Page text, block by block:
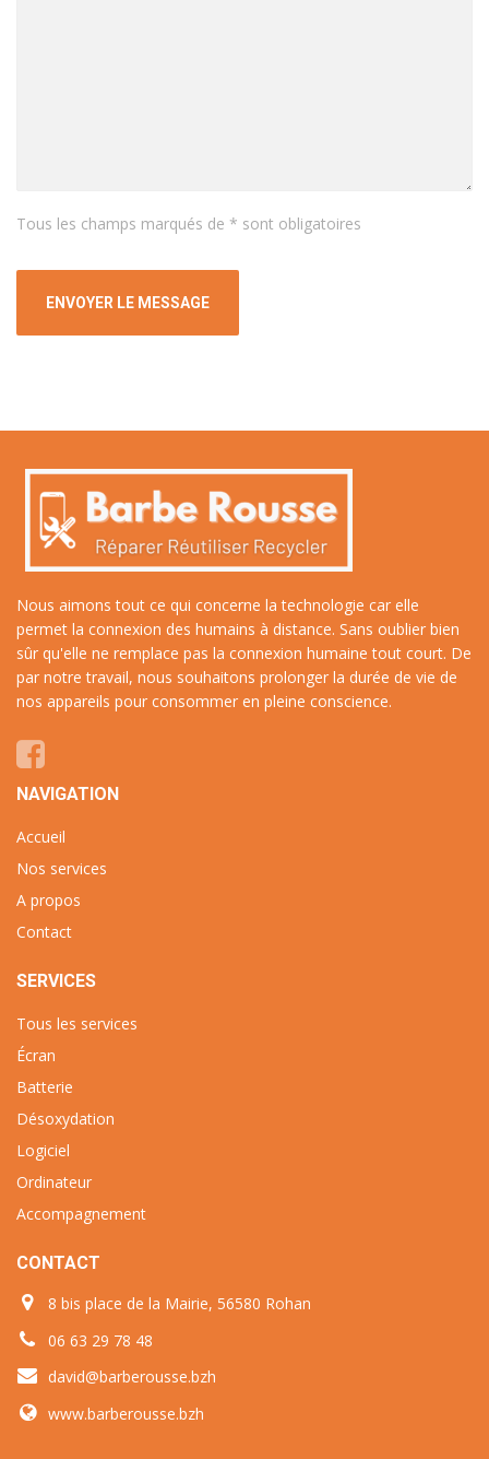
Tous les champs marqués de * sont obligatoires
Nous aimons tout ce qui concerne la technologie car elle
permet la connexion des humains à distance. Sans oublier bien
sûr qu'elle ne remplace pas la connexion humaine tout court. De
par notre travail, nous souhaitons prolonger la durée de vie de
nos appareils pour consommer en pleine conscience.
NAVIGATION
Accueil
Nos services
A propos
Contact
SERVICES
Tous les services
Écran
Batterie
Désoxydation
Logiciel
Ordinateur
Accompagnement
CONTACT
8 bis place de la Mairie, 56580 Rohan
06 63 29 78 48
david@barberousse.bzh
www.barberousse.bzh